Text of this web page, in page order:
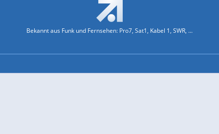
Bekannt aus Funk und Fernsehen: Pro7, Sat1, Kabel 1, SWR, ...